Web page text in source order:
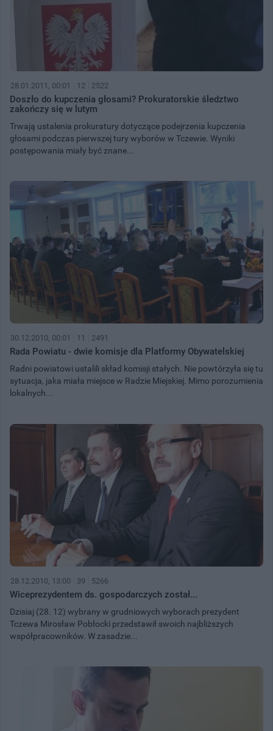
28.01.2011, 00:01 12 2522
Doszło do kupczenia głosami? Prokuratorskie śledztwo
zakończy się w lutym
Trwają ustalenia prokuratury dotyczące podejrzenia kupczenia
głosami podczas pierwszej tury wyborów w Tczewie. Wyniki
postępowania miały być znane...
30.12.2010, 00:01 11 2491
Rada Powiatu - dwie komisje dla Platformy Obywatelskiej
Radni powiatowi ustalili skład komisji stałych. Nie powtórzyła się tu
sytuacja, jaka miała miejsce w Radzie Miejskiej. Mimo porozumienia
lokalnych...
28.12.2010, 13:00 39 5266
Wiceprezydentem ds. gospodarczych został...
Dzisiaj (28. 12) wybrany w grudniowych wyborach prezydent
Tczewa Mirosław Pobłocki przedstawił swoich najbliższych
współpracowników. W zasadzie...